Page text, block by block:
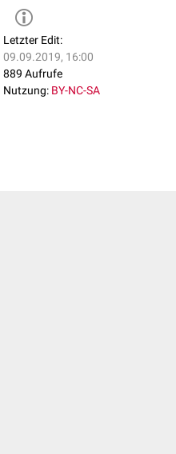
Letzter Edit:
09.09.2019, 16:00
889 Aufrufe
Nutzung: BY-NC-SA